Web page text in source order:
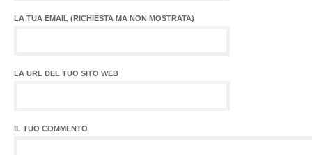
LA TUA EMAIL (RICHIESTA MA NON MOSTRATA)
LA URL DEL TUO SITO WEB
IL TUO COMMENTO